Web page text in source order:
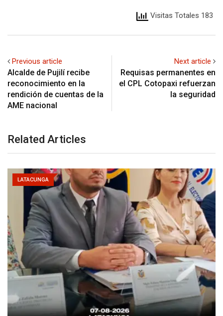
Visitas Totales 183
Previous article
Alcalde de Pujilí recibe
reconocimiento en la
rendición de cuentas de la
AME nacional
Next article
Requisas permanentes en
el CPL Cotopaxi refuerzan
la seguridad
Related Articles
LATACUNGA